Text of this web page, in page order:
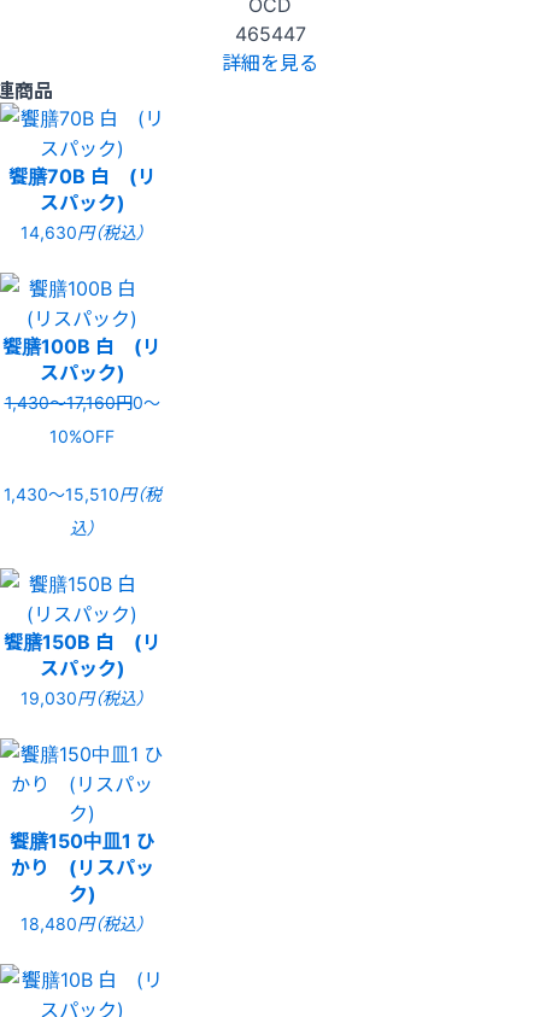
465447
詳細を見る
商品
饗膳70B 白 (リ
スパック)
14,630円（税込）
饗膳100B 白 (リ
スパック)
1,430〜17,160円0〜
10%OFF
1,430〜15,510円（税
込）
饗膳150B 白 (リ
スパック)
19,030円（税込）
饗膳150中皿1 ひ
かり (リスパッ
ク)
18,480円（税込）